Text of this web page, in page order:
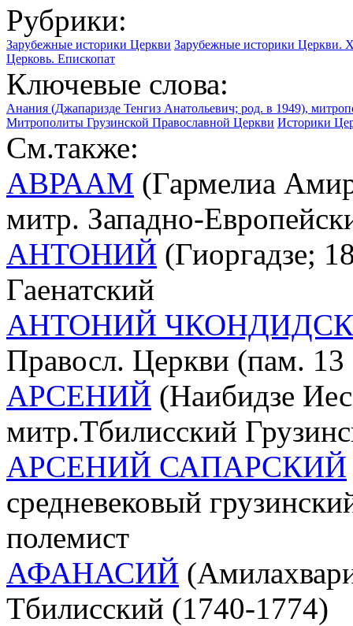
Рубрики:
Зарубежные историки Церкви Зарубежные историки Церкви.
Церковь. Епископат
Ключевые слова:
Анания (Джапаризде Тенгиз Анатольевич; род. в 1949),
Митрополиты Грузинской Православной Церкви Историки
См.также:
АВРААМ (Гармелиа
митр. Западно-
АНТОНИЙ (Гиоргадзе;
Гаенатский
АНТОНИЙ
Правосл. Церкви (пам. 13
АРСЕНИЙ (Наибидзе
митр.Тбилисский
АРСЕНИЙ САПАРСКИЙ
средневековый
полемист
АФАНАСИЙ
Тбилисский (1740-1774)